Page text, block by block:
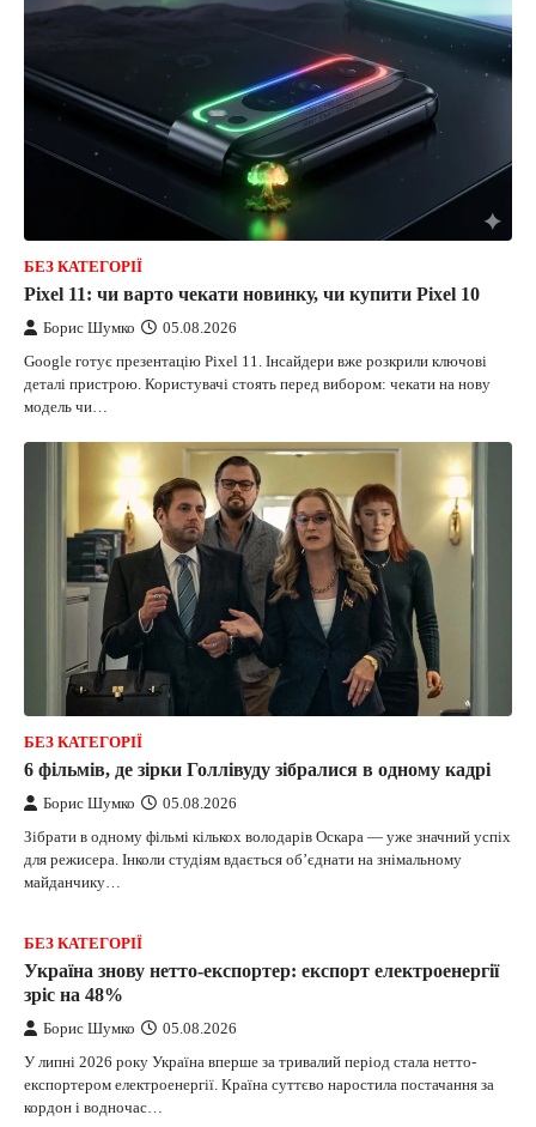
БЕЗ КАТЕГОРІЇ
Pixel 11: чи варто чекати новинку, чи купити Pixel 10
Борис Шумко 05.08.2026
Google готує презентацію Pixel 11. Інсайдери вже розкрили ключові
деталі пристрою. Користувачі стоять перед вибором: чекати на нову
модель чи…
БЕЗ КАТЕГОРІЇ
6 фільмів, де зірки Голлівуду зібралися в одному кадрі
Борис Шумко 05.08.2026
Зібрати в одному фільмі кількох володарів Оскара — уже значний успіх
для режисера. Інколи студіям вдається об’єднати на знімальному
майданчику…
БЕЗ КАТЕГОРІЇ
Україна знову нетто-експортер: експорт електроенергії
зріс на 48%
Борис Шумко 05.08.2026
У липні 2026 року Україна вперше за тривалий період стала нетто-
експортером електроенергії. Країна суттєво наростила постачання за
кордон і водночас…